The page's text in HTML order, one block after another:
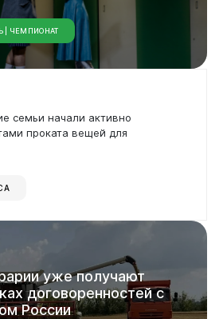
приемная
| ЧЕМПИОНАТ
семьи начали активно
проката вещей для
уже получают
договоренностей с
России